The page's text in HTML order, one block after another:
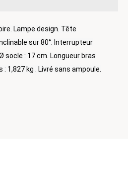
Lampe design. Tête
sur 80°. Interrupteur
: 17 cm. Longueur bras
1,827 kg . Livré sans ampoule.